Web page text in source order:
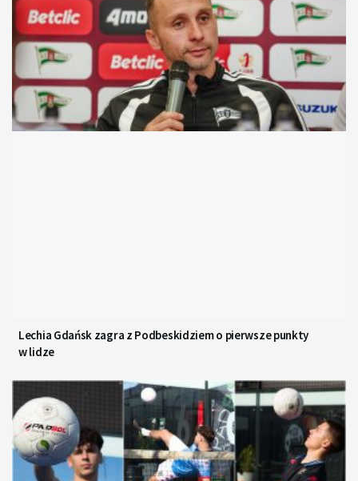
Lechia Gdańsk zagra z Podbeskidziem o pierwsze punkty
w lidze